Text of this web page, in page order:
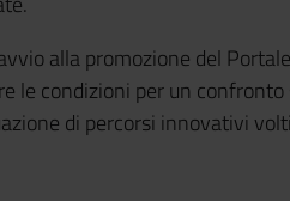
alla promozione del
le condizioni per un
di percorsi innovativi